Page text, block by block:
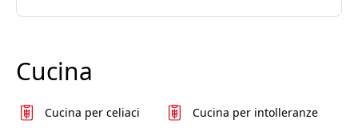
Cucina
Cucina per celiaci Cucina per intolleranze